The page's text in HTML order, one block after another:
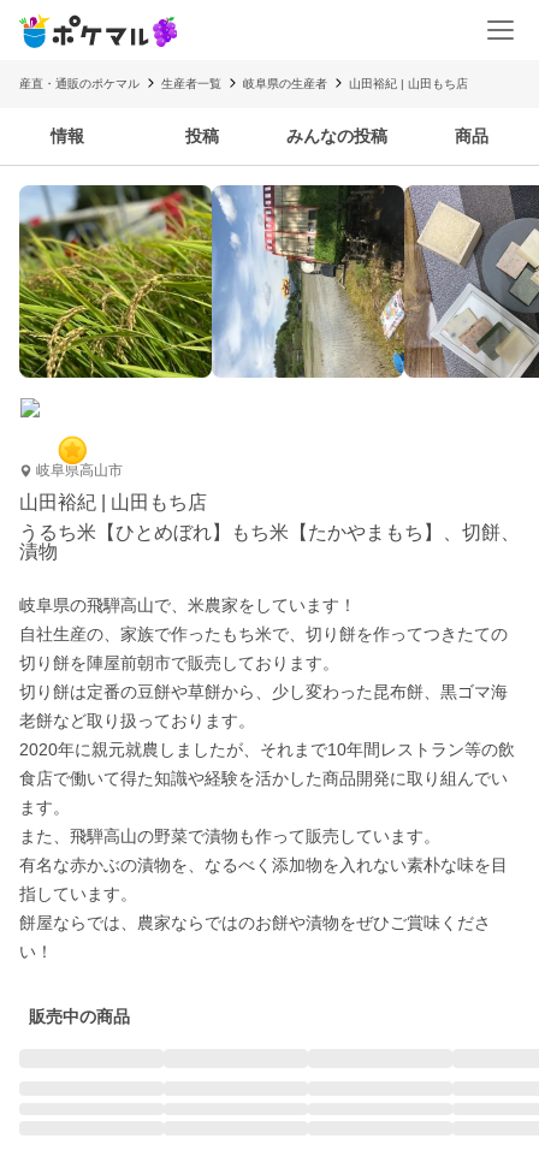
産直・通販のポケマル 生産者一覧 岐阜県の生産者 山田裕紀 | 山田もち店
情報 投稿 みんなの投稿 商品
岐阜県高山市
山田裕紀 | 山田もち店
うるち米【ひとめぼれ】もち米【たかやまもち】、切餅、
漬物
岐阜県の飛騨高山で、米農家をしています！
自社生産の、家族で作ったもち米で、切り餅を作ってつきたての
切り餅を陣屋前朝市で販売しております。
切り餅は定番の豆餅や草餅から、少し変わった昆布餅、黒ゴマ海
老餅など取り扱っております。
2020年に親元就農しましたが、それまで10年間レストラン等の飲
食店で働いて得た知識や経験を活かした商品開発に取り組んでい
ます。
また、飛騨高山の野菜で漬物も作って販売しています。
有名な赤かぶの漬物を、なるべく添加物を入れない素朴な味を目
指しています。
餅屋ならでは、農家ならではのお餅や漬物をぜひご賞味くださ
い！
販売中の商品